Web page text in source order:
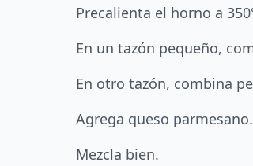
Precalienta el horno a
En un tazón pequeño,
En otro tazón, combina
Agrega queso parmesano.
Mezcla bien.